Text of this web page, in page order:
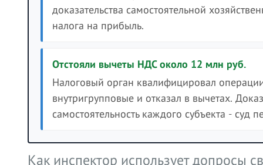
доказательства самостоятельной
налога на прибыль.
Отстояли вычеты НДС около 12 млн руб.
Налоговый орган квалифицировал
внутригрупповые и отказал в вычетах.
самостоятельность каждого субъекта -
Как инспектор использует допросы